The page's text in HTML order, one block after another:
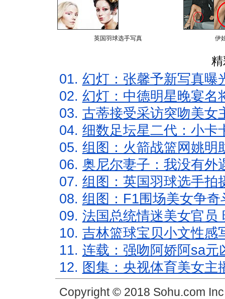
英国羽球选手写真 伊
01. 幻灯：张馨予新写真曝
02. 幻灯：中德明星晚宴名
03. 古蒂接受采访突吻美女
04. 细数足坛星二代：小卡
05. 组图：火箭战篮网姚明
06. 奥尼尔妻子：我没有外
07. 组图：英国羽球选手拍
08. 组图：F1围场美女争
09. 法国总统情迷美女官员
10. 吉林篮球宝贝小文性感
11. 连载：强吻阿娇阿sa元
12. 图集：央视体育美女主
Copyright © 2018 Sohu.com